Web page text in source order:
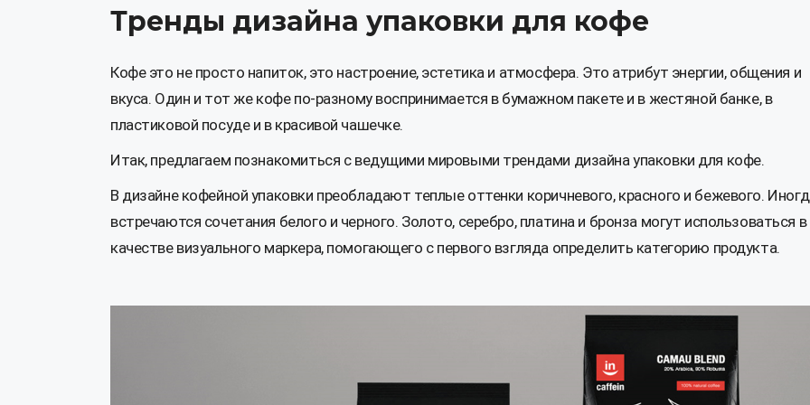
Тренды дизайна упаковки для кофе
Кофе это не просто напиток, это настроение, эстетика и атмосфера. Это атрибут энергии, общения и
вкуса. Один и тот же кофе по-разному воспринимается в бумажном пакете и в жестяной банке, в
пластиковой посуде и в красивой чашечке.
Итак, предлагаем познакомиться с ведущими мировыми трендами дизайна упаковки для кофе.
В дизайне кофейной упаковки преобладают теплые оттенки коричневого, красного и бежевого.
встречаются сочетания белого и черного. Золото, серебро, платина и бронза могут использоваться в
качестве визуального маркера, помогающего с первого взгляда определить категорию продукта.